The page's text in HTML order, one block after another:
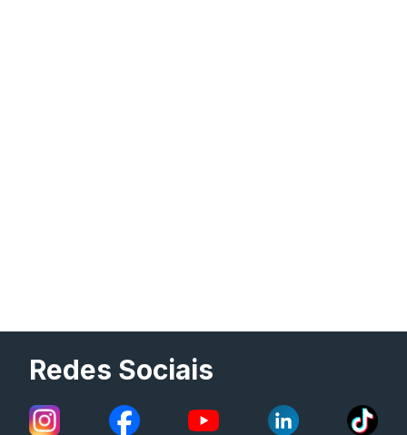
Redes Sociais